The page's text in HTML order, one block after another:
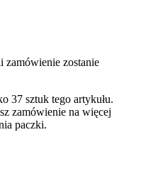
zamówienie zostanie
37 sztuk tego artykułu.
zamówienie na więcej
paczki.